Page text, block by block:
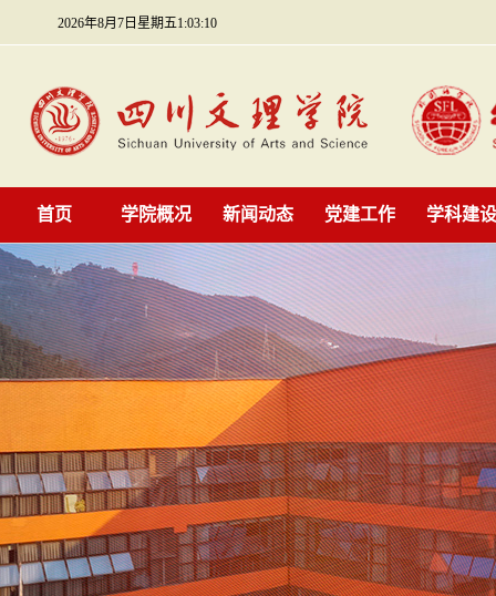
2026年8月7日星期五1:03:11
首页 学院概况 新闻动态 党建工作 学科建设